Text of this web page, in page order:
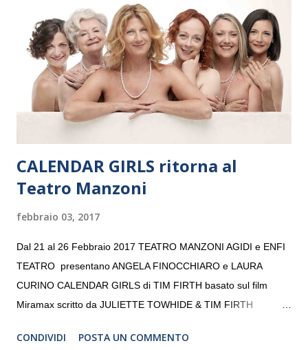
“Settembre dell’Accademia” dove si esibirà per il secondo anno
consecutivo. Il pubblico milanese avrà il piacere di applaudire i
giovani artisti della Baltic Sea Youth Philharmonic per la quarta
volta. L’orchestra, fondata nel 2008 da Kristjan Järvi (affiancato
da un prestigioso consiglio di consulent...
CALENDAR GIRLS ritorna al
Teatro Manzoni
febbraio 03, 2017
Dal 21 al 26 Febbraio 2017 TEATRO MANZONI AGIDI e ENFI
TEATRO presentano ANGELA FINOCCHIARO e LAURA
CURINO CALENDAR GIRLS di TIM FIRTH basato sul film
Miramax scritto da JULIETTE TOWHIDE & TIM FIRTH
CRISTINA PEZZOLI
CONDIVIDI
POSTA UN COMMENTO